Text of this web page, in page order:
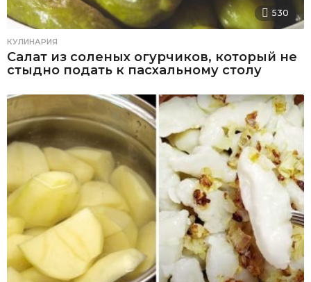
530
КУЛИНАРИЯ
Салат из соленых огурчиков, который не
стыдно подать к пасхальному столу